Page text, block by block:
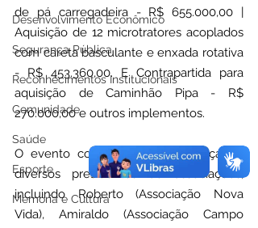
Desenvolvimento Econômico
Segurança Pública
Reconhecimentos Institucionais
Comunidade
Saúde
Esporte
Memória e Cultura
de pá carregadeira - R$ 655.000,00 |
Aquisição de 12 microtratores acoplados
com careta basculante e enxada rotativa
- R$ 453.360,00. E Contrapartida para
aquisição de Caminhão Pipa - R$
270.000,00 e outros implementos.
O evento contou com a presença de
diversos presidentes de associações,
incluindo Roberto (Associação Nova
Vida), Amiraldo (Associação Campo